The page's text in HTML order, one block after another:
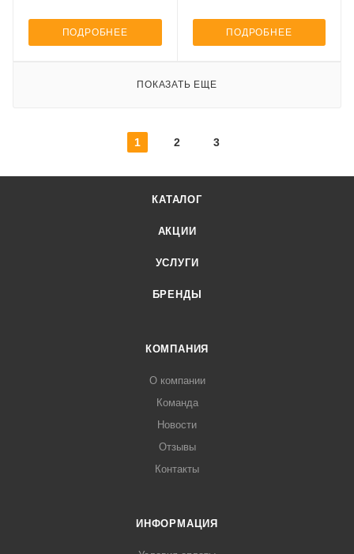
ПОДРОБНЕЕ ПОДРОБНЕЕ
ПОКАЗАТЬ ЕЩЕ
1 2 3
КАТАЛОГ
АКЦИИ
УСЛУГИ
БРЕНДЫ
КОМПАНИЯ
О компании
Команда
Новости
Отзывы
Контакты
ИНФОРМАЦИЯ